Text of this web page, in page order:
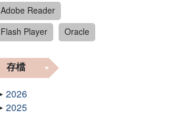
Adobe Reader
Flash Player
Oracle
存檔
2026
2025